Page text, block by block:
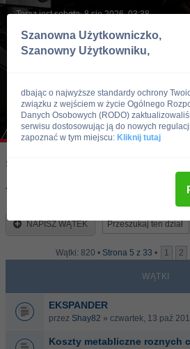
Teraz jest sobota, 8 sie 2026, 03:38
Skocz do:
Trening
NAPISZ WĄTEK
Wątki: 820 • Strona 5 z 33 • 1 2
WĄTKI
EKSPANDER
przez Shay82 » czwartek, 13 paź
Koszty metabliczne roznych
Szanowna Użytkowniczko,
Szanowny Użytkowniku,
dbając o najwyższe standardy ochrony
związku z wejściem w życie Ogólnego
Danych Osobowych (RODO)
serwisu dostosowując ją do nowych
zapoznać w tym miejscu: Kliknij tutaj